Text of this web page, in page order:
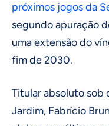
próximos jogos da
segundo apuração
uma extensão do
fim de 2030.
Titular absoluto sob
Jardim, Fabrício